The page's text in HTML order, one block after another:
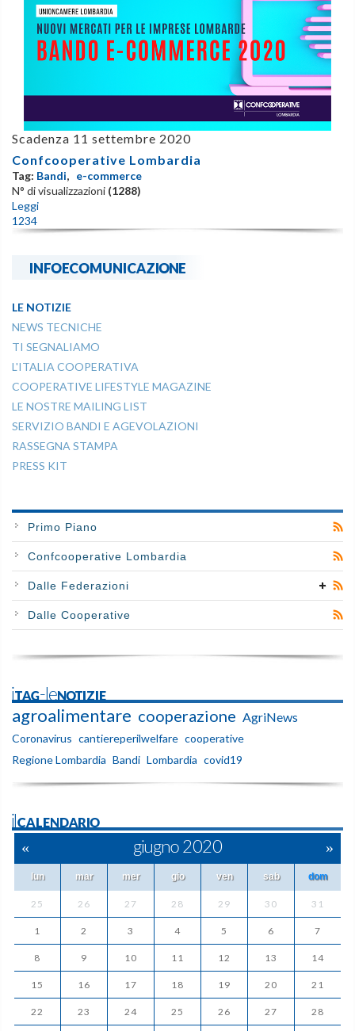
Scadenza 11 settembre 2020
Confcooperative Lombardia
Tag: Bandi, e-commerce
N° di visualizzazioni (1288)
Leggi
1 234
INFOECOMUNICAZIONE
LE NOTIZIE
NEWS TECNICHE
TI SEGNALIAMO
L'ITALIA COOPERATIVA
COOPERATIVE LIFESTYLE MAGAZINE
LE NOSTRE MAILING LIST
SERVIZIO BANDI E AGEVOLAZIONI
RASSEGNA STAMPA
PRESS KIT
Primo Piano
Confcooperative Lombardia
Dalle Federazioni
Dalle Cooperative
iTAG-leNOTIZIE
agroalimentare cooperazione AgriNews
Coronavirus cantiereperilwelfare cooperative
Regione Lombardia Bandi Lombardia covid19
ilCALENDARIO
« giugno 2020 »
lun mar mer gio ven sab dom
25 26 27 28 29 30 31
1 2 3 4 5 6 7
8 9 10 11 12 13 14
15 16 17 18 19 20 21
22 23 24 25 26 27 28